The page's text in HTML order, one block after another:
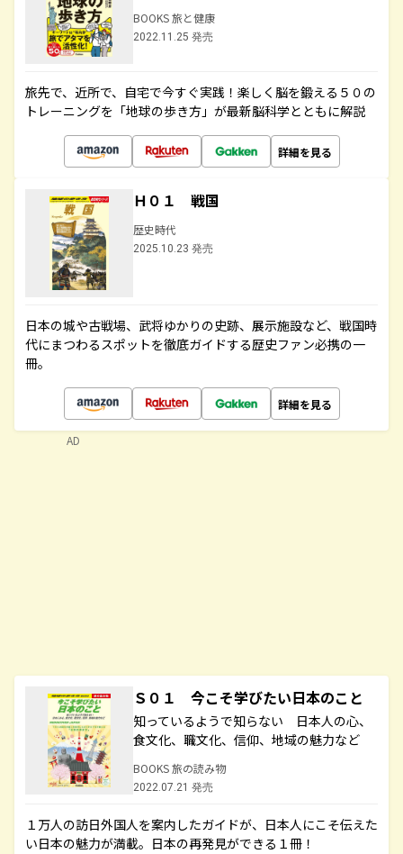
BOOKS 旅と健康
2022.11.25 発売
旅先で、近所で、自宅で今すぐ実践！楽しく脳を鍛える５０の
トレーニングを「地球の歩き方」が最新脳科学とともに解説
詳細を見る
Ｈ０１ 戦国
歴史時代
2025.10.23 発売
日本の城や古戦場、武将ゆかりの史跡、展示施設など、戦国時
代にまつわるスポットを徹底ガイドする歴史ファン必携の一
冊。
詳細を見る
Ｓ０１ 今こそ学びたい日本のこと
知っているようで知らない 日本人の心、
食文化、職文化、信仰、地域の魅力など
BOOKS 旅の読み物
2022.07.21 発売
１万人の訪日外国人を案内したガイドが、日本人にこそ伝えた
い日本の魅力が満載。日本の再発見ができる１冊！
AD